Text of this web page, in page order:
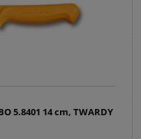
5.8401 14 cm, TWARDY